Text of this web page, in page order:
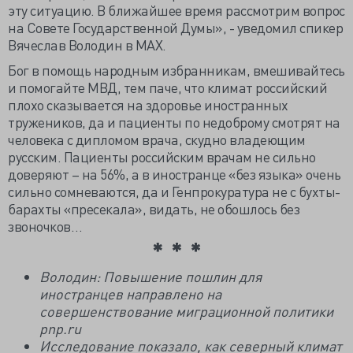
эту ситуацию. В ближайшее время рассмотрим вопрос
на Совете Государственной Думы», - уведомил спикер
Вячеслав Володин в МАХ.
Бог в помощь народным избранникам, вмешивайтесь
и помогайте МВД, тем паче, что климат российский
плохо сказывается на здоровье иностранных
тружеников, да и пациенты по недоброму смотрят на
человека с дипломом врача, скудно владеющим
русским. Пациенты российским врачам не сильно
доверяют – на 56%, а в иностранце «без языка» очень
сильно сомневаются, да и Генпрокуратура не с бухты-
барахты «пресекала», видать, не обошлось без
звоночков…
Володин: Повышение пошлин для
иностранцев направлено на
совершенствование миграционной политики
pnp.ru
Исследование показало, как северный климат